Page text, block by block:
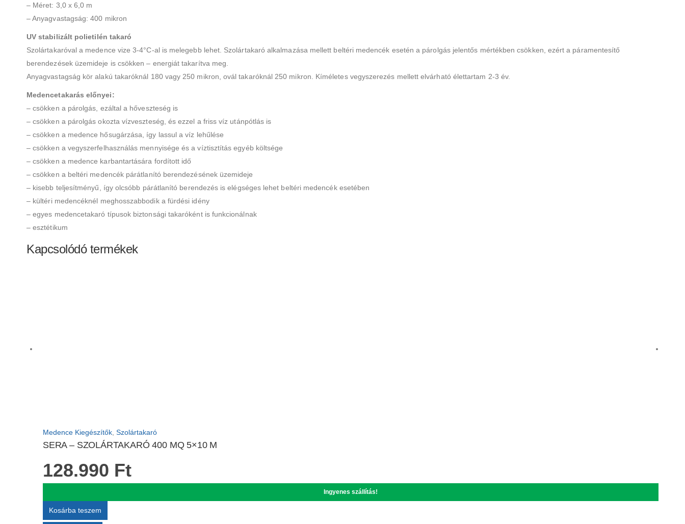
– Méret: 3,0 x 6,0 m
– Anyagvastagság: 400 mikron
UV stabilizált polietilén takaró
Szolártakaróval a medence vize 3-4°C-al is melegebb lehet. Szolártakaró alkalmazása mellett beltéri medencék esetén a párolgás jelentős mértékben csökken, ezért a páramentesítő
berendezések üzemideje is csökken – energiát takarítva meg.
Anyagvastagság kör alakú takaróknál 180 vagy 250 mikron, ovál takaróknál 250 mikron. Kíméletes vegyszerezés mellett elvárható élettartam 2-3 év.
Medencetakarás előnyei:
– csökken a párolgás, ezáltal a hőveszteség is
– csökken a párolgás okozta vízveszteség, és ezzel a friss víz utánpótlás is
– csökken a medence hősugárzása, így lassul a víz lehűlése
– csökken a vegyszerfelhasználás mennyisége és a víztisztítás egyéb költsége
– csökken a medence karbantartására fordított idő
– csökken a beltéri medencék párátlanító berendezésének üzemideje
– kisebb teljesítményű, így olcsóbb párátlanító berendezés is elégséges lehet beltéri medencék esetében
– kültéri medencéknél meghosszabbodik a fürdési idény
– egyes medencetakaró típusok biztonsági takaróként is funkcionálnak
– esztétikum
Kapcsolódó termékek
Medence Kiegészítők Szolártakaró
SERA – SZOLÁRTAKARÓ 400 MQ 5×10 M
128.990 Ft
Ingyenes szállítás!
Kosárba teszem